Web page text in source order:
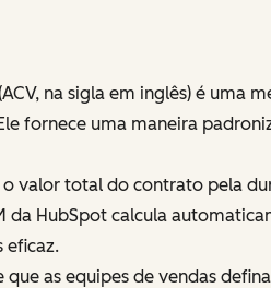
na sigla em inglês) é uma
fornece uma maneira
valor total do contrato pela
da HubSpot calcula
eficaz.
que as equipes de vendas